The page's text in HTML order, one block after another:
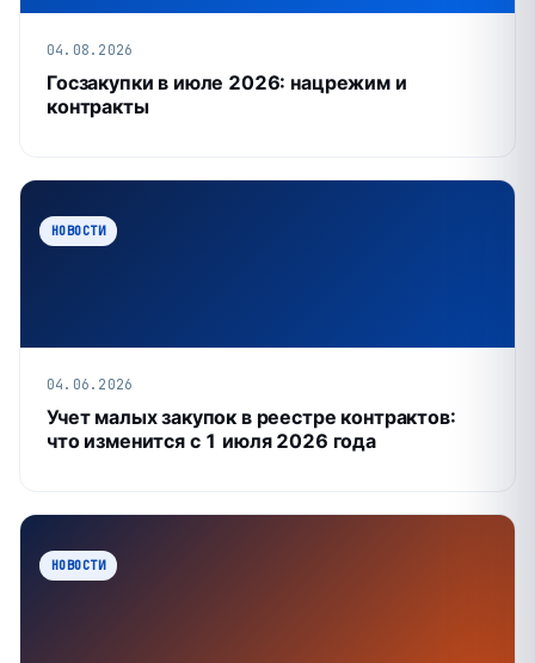
04.08.2026
Госзакупки в июле 2026: нацрежим и
контракты
НОВОСТИ
04.06.2026
Учет малых закупок в реестре контрактов:
что изменится с 1 июля 2026 года
НОВОСТИ